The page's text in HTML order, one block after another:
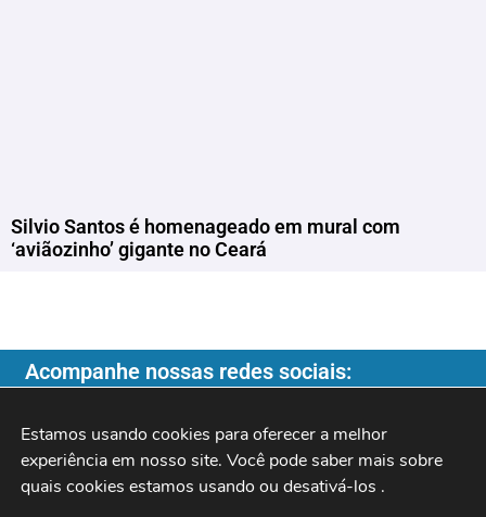
Silvio Santos é homenageado em mural com
‘aviãozinho’ gigante no Ceará
Acompanhe nossas redes sociais:
Copyright ©️ 2026| Programa do Rochinha |
Estamos usando cookies para oferecer a melhor
experiência em nosso site. Você pode saber mais sobre
quais cookies estamos usando ou desativá-los .